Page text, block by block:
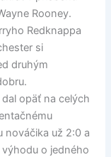
Rooney.
Redknappa
si
druhým
opäť na celých
nováčika už 2:0 a
o jedného